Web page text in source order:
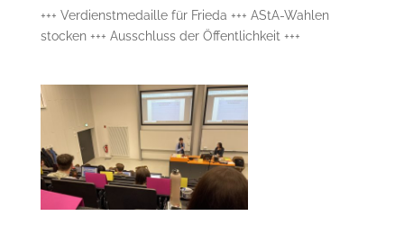
+++ Verdienstmedaille für Frieda +++ AStA-Wahlen
stocken +++ Ausschluss der Öffentlichkeit +++